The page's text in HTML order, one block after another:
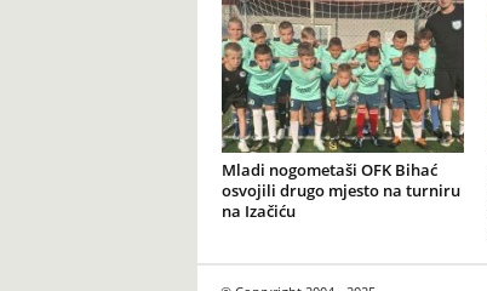
Mladi nogometaši OFK Bihać
osvojili drugo mjesto na turniru
na Izačiću